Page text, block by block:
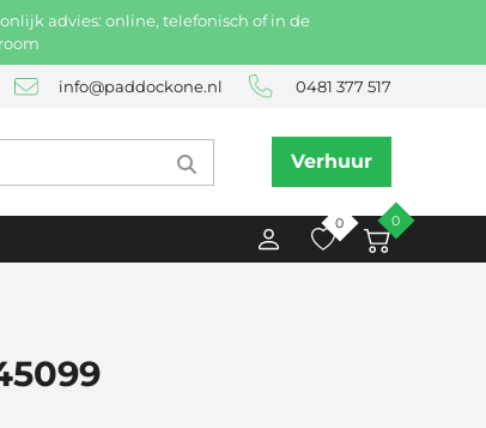
advies: online, telefonisch of in de
info@paddockone.nl 0481 377 517
Verhuur
0 0